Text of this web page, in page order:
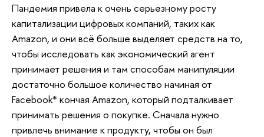
Пандемия привела к очень серьёзному росту
капитализации цифровых компаний, таких как
Amazon, и они всё больше выделяет средств на то,
чтобы исследовать как экономический агент
принимает решения и там способам манипуляции
достаточно большое количество начиная от
Facebook* кончая Amazon, который подталкивает
принимать решения о покупке. Сначала нужно
привлечь внимание к продукту, чтобы он был